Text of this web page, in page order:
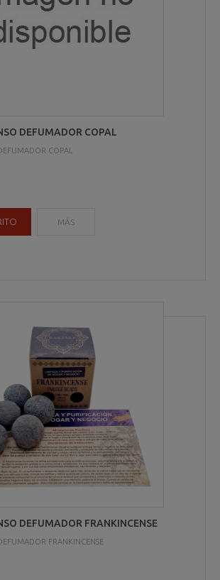
DEFUMADOR COPAL
COPAL
MÁS
DEFUMADOR FRANKINCENSE
FRANKINCENSE